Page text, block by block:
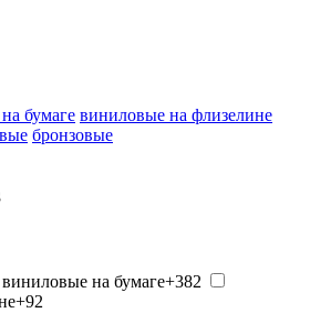
бумаге виниловые на флизелине
бронзовые
под дерево под камень под
с орнаментом
виниловые на бумаге+382
+92